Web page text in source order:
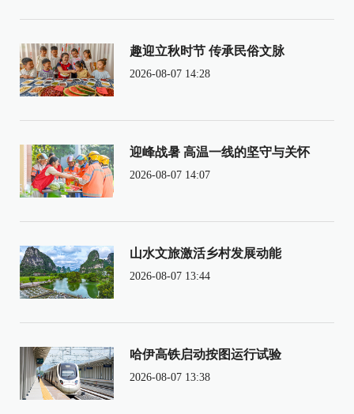
趣迎立秋时节 传承民俗文脉
2026-08-07 14:28
迎峰战暑 高温一线的坚守与关怀
2026-08-07 14:07
山水文旅激活乡村发展动能
2026-08-07 13:44
哈伊高铁启动按图运行试验
2026-08-07 13:38